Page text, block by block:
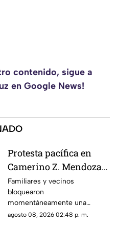
contenido, sigue a
en Google News!
Protesta pacífica en
Camerino Z. Mendoza
por desaparición de
comerciante; ¿qué exige
su familia?
Familiares y vecinos
bloquearon
momentáneamente una
avenida de Camerino Z.
agosto 08, 2026 02:48 p. m.